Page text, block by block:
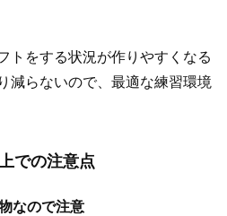
トをする状況が作りやすくなる
減らないので、最適な練習環境
での注意点
なので注意